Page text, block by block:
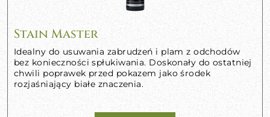
Stain Master
Idealny do usuwania zabrudzeń i plam z odchodów
bez konieczności spłukiwania. Doskonały do ostatniej
chwili poprawek przed pokazem jako środek
rozjaśniający białe znaczenia.